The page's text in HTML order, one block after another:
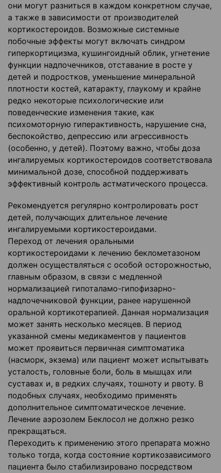
они могут разниться в каждом конкретном случае,
а также в зависимости от производителей
кортикостероидов. Возможные системные
побочные эффекты могут включать синдром
гиперкортицизма, кушингоидный облик, угнетение
функции надпочечников, отставание в росте у
детей и подростков, уменьшение минеральной
плотности костей, катаракту, глаукому и крайне
редко некоторые психологические или
поведенческие изменения такие, как
психомоторную гиперактивность, нарушение сна,
беспокойство, депрессию или агрессивность
(особенно, у детей). Поэтому важно, чтобы доза
ингалируемых кортикостероидов соответствовала
минимальной дозе, способной поддерживать
эффективный контроль астматического процесса.
Рекомендуется регулярно контролировать рост
детей, получающих длительное лечение
ингалируемыми кортикостероидами.
Переход от лечения оральными
кортикостероидами к лечению беклометазоном
должен осуществляться с особой осторожностью,
главным образом, в связи с медленной
нормализацией гипоталамо-гипофизарно-
надпочечниковой функции, ранее нарушенной
оральной кортикотерапией. Данная нормализация
может занять несколько месяцев. В период
указанной смены медикаментов у пациентов
может проявиться первичная симптоматика
(насморк, экзема) или пациент может испытывать
усталость, головные боли, боль в мышцах или
суставах и, в редких случаях, тошноту и рвоту. В
подобных случаях, необходимо применять
дополнительное симптоматическое лечение.
Лечение аэрозолем Беклосол не должно резко
прекращаться.
Переходить к применению этого препарата можно
только тогда, когда состояние кортикозависимого
пациента было стабилизировано посредством